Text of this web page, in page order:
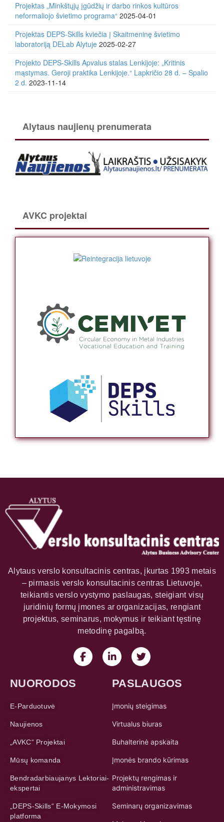
Projektas „Minkštųjų įgūdžių ir darbo rinkos kultūros
neformaliojo švietimo programa“ 2025-04-01
Projektas DEPS-Skills kviečia į Skaitmeninę švietimo
laboratoriją DELab Alytuje 2025-02-27
Projekto DEPS-Skills Apvalus stalas Lenkijoje: „Kritinis
mąstymas. Geroji praktika Lenkijoje.“ Lapkričio 28 d. – Spalio
2 d. 2023-11-14
Alytaus naujienų prenumerata
AVKC projektai
Alytaus verslo konsultacinis centras, įkurtas 1993 metais
– pirmasis verslo konsultacinis centras Lietuvoje,
teikiantis verslo vystymo paslaugas, steigiant visų
juridinių formų įmones ar organizacijas, rengiant
projektus, seminarus, mokymus ir teikiant tęstinę
metodinę pagalbą.
NUORODOS
E-Parduotuvė
Naujienos
„AVKC“ Projektai
Mūsų komanda
Bendradarbiaujanys Lektoriai-
ekspertai
„DEPS-Skills“ E-Mokymosi
platforma
PASLAUGOS
Įmonių steigimas
Virtualus biuras
Buhalterinė apskaita
Įmonės brando kūrimas
Projektų rengimas ir
administravimas
Seminarų organizavimas